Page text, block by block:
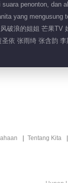
suara penonton, dan
yang mengusung
破浪的姐姐 芒果TV
依 张雨绮 张含韵
Tentang Kita